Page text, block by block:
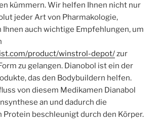
kümmern. Wir helfen Ihnen nicht nur
jeder Art von Pharmakologie,
Ihnen auch wichtige Empfehlungen, um
product/winstrol-depot/zur
zu gelangen. Dianobol ist ein der
das den Bodybuildern helfen.
von diesem Medikamen Dianabol
an und dadurch die
Protein beschleunigt durch den Körper.